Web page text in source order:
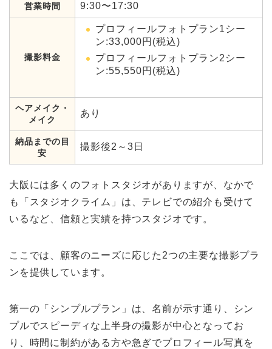
営業時間 9:30〜17:30
撮影料金
プロフィールフォトプラン1シー
ン:33,000円(税込)
プロフィールフォトプラン2シー
ン:55,550円(税込)
ヘアメイク・
メイク
あり
納品までの目
安
撮影後2～3日
大阪には多くのフォトスタジオがありますが、なかで
も「スタジオクライム」は、テレビでの紹介も受けて
いるなど、信頼と実績を持つスタジオです。
ここでは、顧客のニーズに応じた2つの主要な撮影プラ
ンを提供しています。
第一の「シンプルプラン」は、名前が示す通り、シン
プルでスピーディな上半身の撮影が中心となってお
り、時間に制約がある方や急ぎでプロフィール写真を